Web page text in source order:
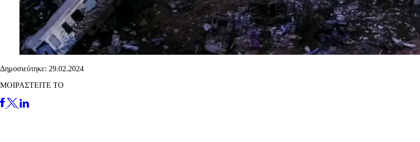
Δημοσιεύτηκε: 29.02.2024
ΜΟΙΡΑΣΤΕΙΤΕ ΤΟ